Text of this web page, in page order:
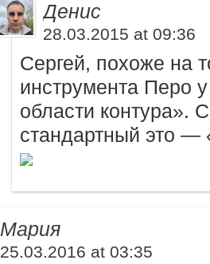
Денис
28.03.2015 at 09:36
Сергей, похоже на
инструмента Перо
области контура».
стандартный это —
Мария
25.03.2016 at 03:35